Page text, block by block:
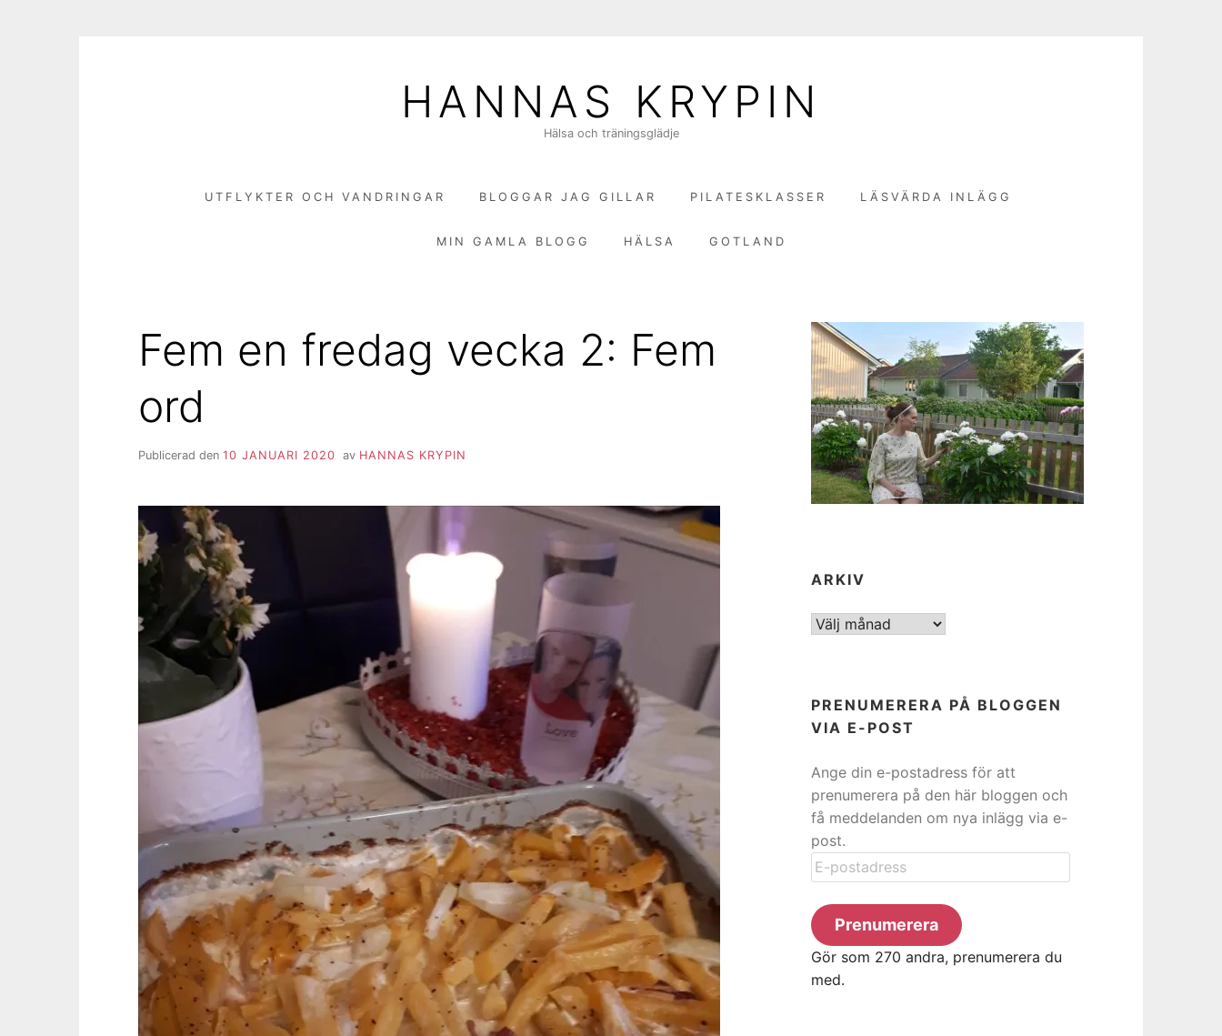
HANNAS KRYPIN
Hälsa och träningsglädje
UTFLYKTER OCH VANDRINGAR BLOGGAR JAG GILLAR PILATESKLASSER LÄSVÄRDA INLÄGG
MIN GAMLA BLOGG HÄLSA GOTLAND
Fem en fredag vecka 2: Fem
ord
Publicerad den 10 JANUARI 2020 av HANNAS KRYPIN
ARKIV
ARKIV
PRENUMERERA PÅ BLOGGEN
VIA E-POST
Ange din e-postadress för att
prenumerera på den här bloggen och
få meddelanden om nya inlägg via e-
post.
E-
postadress
Prenumerera
Gör som 270 andra, prenumerera du
med.